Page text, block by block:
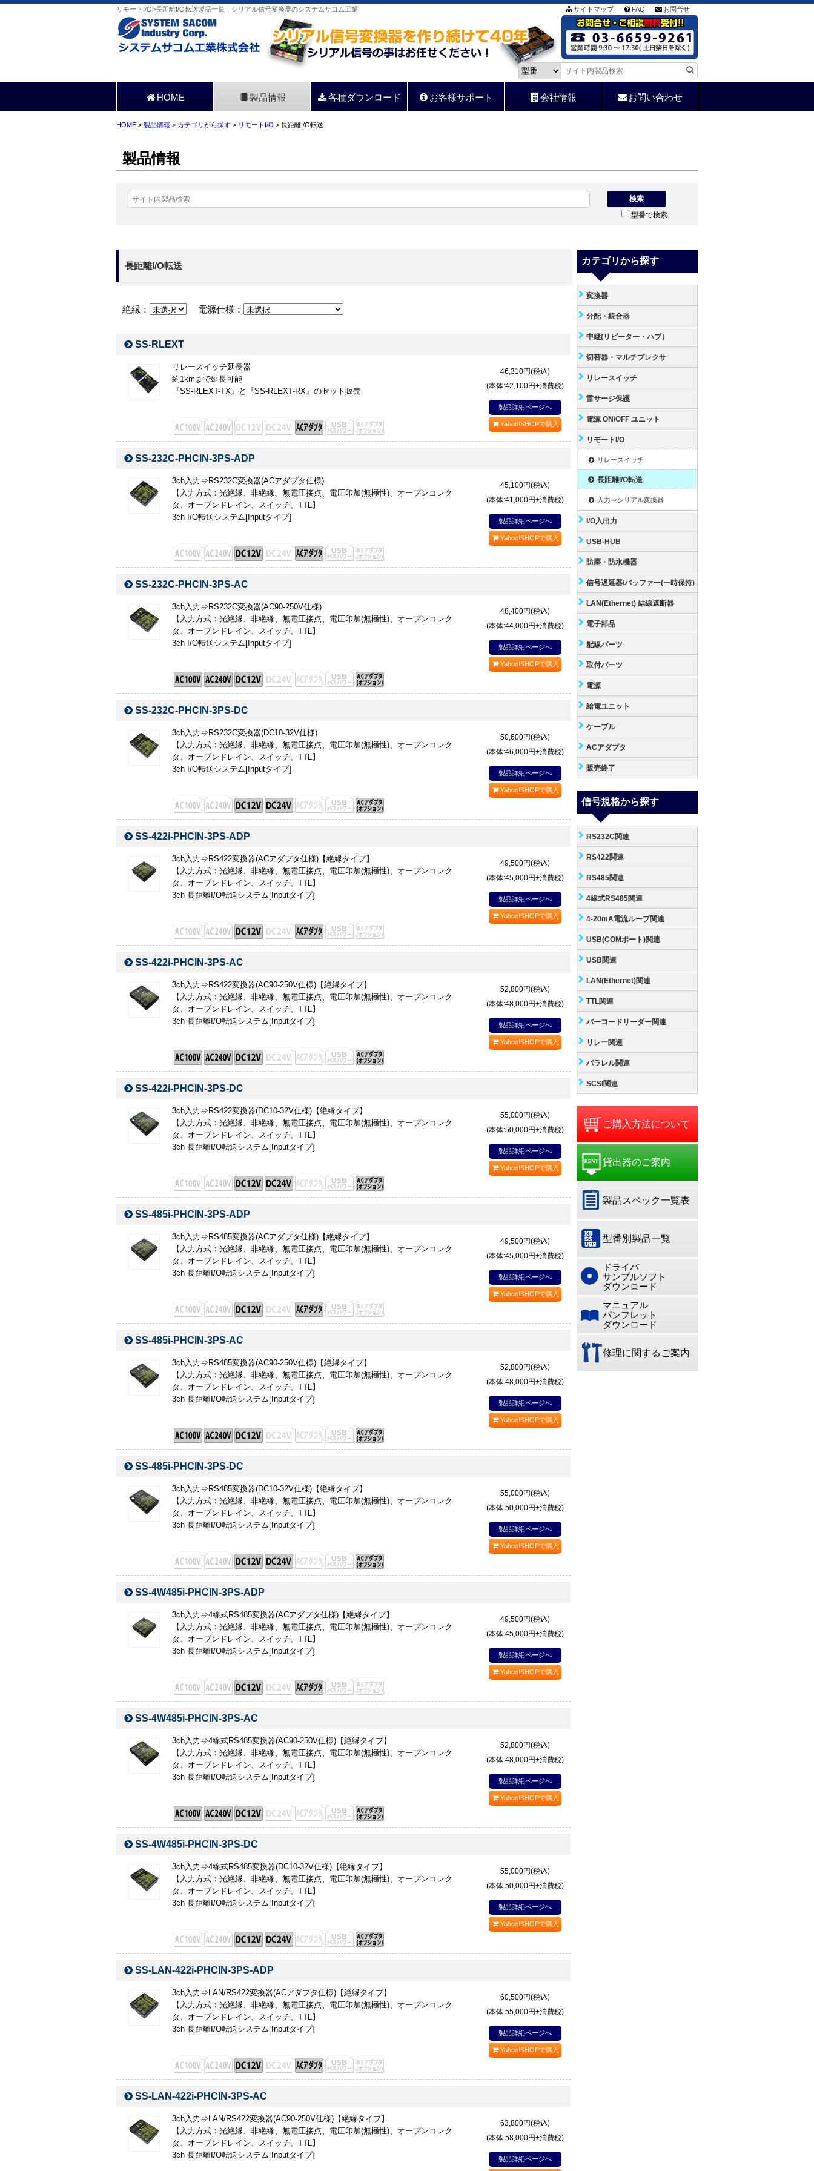
リモートI/O>長距離I/O転送製品一覧｜シリアル信号変換器のシステムサコム工業 サイトマップ FAQ お問合せ
HOME 製品情報 各種ダウンロード お客様サポート 会社情報 お問い合わせ
HOME > 製品情報 > カテゴリから探す > リモートI/O > 長距離I/O転送
製品情報
検索
型番で検索
長距離I/O転送
絶縁： 電源仕様：
SS-RLEXT
リレースイッチ延長器
約1kmまで延長可能
『SS-RLEXT-TX』と『SS-RLEXT-RX』のセット販売
46,310円(税込)
(本体:42,100円+消費税)
製品詳細ページへ
Yahoo!SHOPで購入
SS-232C-PHCIN-3PS-ADP
3ch入力⇒RS232C変換器(ACアダプタ仕様)
【入力方式：光絶縁、非絶縁、無電圧接点、電圧印加(無極性)、オープンコレク
タ、オープンドレイン、スイッチ、TTL】
3ch I/O転送システム[Inputタイプ]
45,100円(税込)
(本体:41,000円+消費税)
製品詳細ページへ
Yahoo!SHOPで購入
SS-232C-PHCIN-3PS-AC
3ch入力⇒RS232C変換器(AC90-250V仕様)
【入力方式：光絶縁、非絶縁、無電圧接点、電圧印加(無極性)、オープンコレク
タ、オープンドレイン、スイッチ、TTL】
3ch I/O転送システム[Inputタイプ]
48,400円(税込)
(本体:44,000円+消費税)
製品詳細ページへ
Yahoo!SHOPで購入
SS-232C-PHCIN-3PS-DC
3ch入力⇒RS232C変換器(DC10-32V仕様)
【入力方式：光絶縁、非絶縁、無電圧接点、電圧印加(無極性)、オープンコレク
タ、オープンドレイン、スイッチ、TTL】
3ch I/O転送システム[Inputタイプ]
50,600円(税込)
(本体:46,000円+消費税)
製品詳細ページへ
Yahoo!SHOPで購入
SS-422i-PHCIN-3PS-ADP
3ch入力⇒RS422変換器(ACアダプタ仕様)【絶縁タイプ】
【入力方式：光絶縁、非絶縁、無電圧接点、電圧印加(無極性)、オープンコレク
タ、オープンドレイン、スイッチ、TTL】
3ch 長距離I/O転送システム[Inputタイプ]
49,500円(税込)
(本体:45,000円+消費税)
製品詳細ページへ
Yahoo!SHOPで購入
SS-422i-PHCIN-3PS-AC
3ch入力⇒RS422変換器(AC90-250V仕様)【絶縁タイプ】
【入力方式：光絶縁、非絶縁、無電圧接点、電圧印加(無極性)、オープンコレク
タ、オープンドレイン、スイッチ、TTL】
3ch 長距離I/O転送システム[Inputタイプ]
52,800円(税込)
(本体:48,000円+消費税)
製品詳細ページへ
Yahoo!SHOPで購入
SS-422i-PHCIN-3PS-DC
3ch入力⇒RS422変換器(DC10-32V仕様)【絶縁タイプ】
【入力方式：光絶縁、非絶縁、無電圧接点、電圧印加(無極性)、オープンコレク
タ、オープンドレイン、スイッチ、TTL】
3ch 長距離I/O転送システム[Inputタイプ]
55,000円(税込)
(本体:50,000円+消費税)
製品詳細ページへ
Yahoo!SHOPで購入
SS-485i-PHCIN-3PS-ADP
3ch入力⇒RS485変換器(ACアダプタ仕様)【絶縁タイプ】
【入力方式：光絶縁、非絶縁、無電圧接点、電圧印加(無極性)、オープンコレク
タ、オープンドレイン、スイッチ、TTL】
3ch 長距離I/O転送システム[Inputタイプ]
49,500円(税込)
(本体:45,000円+消費税)
製品詳細ページへ
Yahoo!SHOPで購入
SS-485i-PHCIN-3PS-AC
3ch入力⇒RS485変換器(AC90-250V仕様)【絶縁タイプ】
【入力方式：光絶縁、非絶縁、無電圧接点、電圧印加(無極性)、オープンコレク
タ、オープンドレイン、スイッチ、TTL】
3ch 長距離I/O転送システム[Inputタイプ]
52,800円(税込)
(本体:48,000円+消費税)
製品詳細ページへ
Yahoo!SHOPで購入
SS-485i-PHCIN-3PS-DC
3ch入力⇒RS485変換器(DC10-32V仕様)【絶縁タイプ】
【入力方式：光絶縁、非絶縁、無電圧接点、電圧印加(無極性)、オープンコレク
タ、オープンドレイン、スイッチ、TTL】
3ch 長距離I/O転送システム[Inputタイプ]
55,000円(税込)
(本体:50,000円+消費税)
製品詳細ページへ
Yahoo!SHOPで購入
SS-4W485i-PHCIN-3PS-ADP
3ch入力⇒4線式RS485変換器(ACアダプタ仕様)【絶縁タイプ】
【入力方式：光絶縁、非絶縁、無電圧接点、電圧印加(無極性)、オープンコレク
タ、オープンドレイン、スイッチ、TTL】
3ch 長距離I/O転送システム[Inputタイプ]
49,500円(税込)
(本体:45,000円+消費税)
製品詳細ページへ
Yahoo!SHOPで購入
SS-4W485i-PHCIN-3PS-AC
3ch入力⇒4線式RS485変換器(AC90-250V仕様)【絶縁タイプ】
【入力方式：光絶縁、非絶縁、無電圧接点、電圧印加(無極性)、オープンコレク
タ、オープンドレイン、スイッチ、TTL】
3ch 長距離I/O転送システム[Inputタイプ]
52,800円(税込)
(本体:48,000円+消費税)
製品詳細ページへ
Yahoo!SHOPで購入
SS-4W485i-PHCIN-3PS-DC
3ch入力⇒4線式RS485変換器(DC10-32V仕様)【絶縁タイプ】
【入力方式：光絶縁、非絶縁、無電圧接点、電圧印加(無極性)、オープンコレク
タ、オープンドレイン、スイッチ、TTL】
3ch 長距離I/O転送システム[Inputタイプ]
55,000円(税込)
(本体:50,000円+消費税)
製品詳細ページへ
Yahoo!SHOPで購入
SS-LAN-422i-PHCIN-3PS-ADP
3ch入力⇒LAN/RS422変換器(ACアダプタ仕様)【絶縁タイプ】
【入力方式：光絶縁、非絶縁、無電圧接点、電圧印加(無極性)、オープンコレク
タ、オープンドレイン、スイッチ、TTL】
3ch 長距離I/O転送システム[Inputタイプ]
60,500円(税込)
(本体:55,000円+消費税)
製品詳細ページへ
Yahoo!SHOPで購入
SS-LAN-422i-PHCIN-3PS-AC
3ch入力⇒LAN/RS422変換器(AC90-250V仕様)【絶縁タイプ】
【入力方式：光絶縁、非絶縁、無電圧接点、電圧印加(無極性)、オープンコレク
タ、オープンドレイン、スイッチ、TTL】
3ch 長距離I/O転送システム[Inputタイプ]
63,800円(税込)
(本体:58,000円+消費税)
製品詳細ページへ
カテゴリから探す
変換器
分配・統合器
中継(リピーター・ハブ）
切替器・マルチプレクサ
リレースイッチ
雷サージ保護
電源 ON/OFF ユニット
リモートI/O
リレースイッチ
長距離I/O転送
入力⇒シリアル変換器
I/O入出力
USB-HUB
防塵・防水機器
信号遅延器/バッファー(一時保持)
LAN(Ethernet) 結線遮断器
電子部品
配線パーツ
取付パーツ
電源
給電ユニット
ケーブル
ACアダプタ
販売終了
信号規格から探す
RS232C関連
RS422関連
RS485関連
4線式RS485関連
4-20mA電流ループ関連
USB(COMポート)関連
USB関連
LAN(Ethernet)関連
TTL関連
バーコードリーダー関連
リレー関連
パラレル関連
SCSI関連
ご購入方法について
貸出器のご案内
製品スペック一覧表
型番別製品一覧
ドライバ
サンプルソフト
ダウンロード
マニュアル
パンフレット
ダウンロード
修理に関するご案内